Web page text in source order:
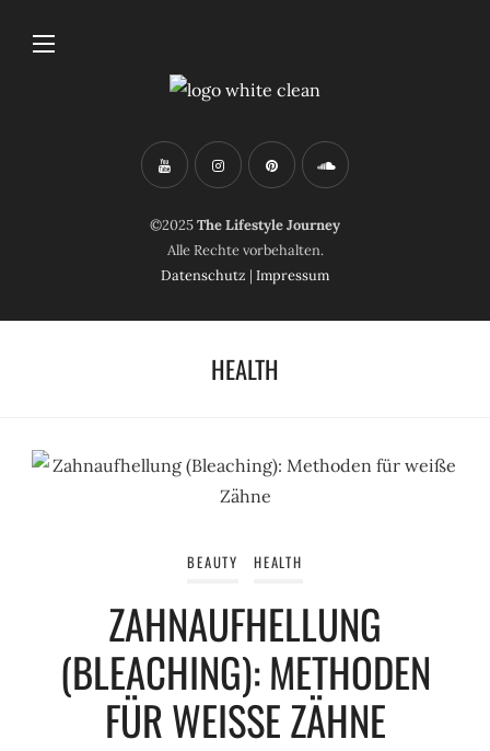
©2025The Lifestyle Journey
Alle Rechte vorbehalten.
Datenschutz | Impressum
HEALTH
BEAUTY HEALTH
ZAHNAUFHELLUNG
(BLEACHING): METHODEN
FÜR WEISSE ZÄHNE